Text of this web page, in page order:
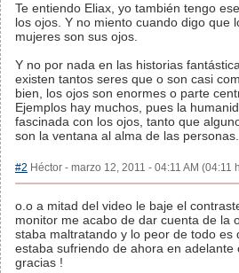
Te entiendo Eliax, yo también tengo
los ojos. Y no miento cuando digo que
mujeres son sus ojos.
Y no por nada en las historias
existen tantos seres que o son casi
bien, los ojos son enormes o parte
Ejemplos hay muchos, pues la
fascinada con los ojos, tanto que
son la ventana al alma de las personas.
#2 Héctor - marzo 12, 2011 - 04:11 AM (04:11
o.o a mitad del video le baje el
monitor me acabo de dar cuenta de la
staba maltratando y lo peor de todo es
estaba sufriendo de ahora en adelante
gracias !